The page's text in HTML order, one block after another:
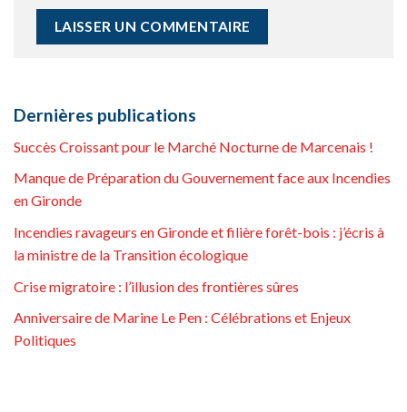
Dernières publications
Succès Croissant pour le Marché Nocturne de Marcenais !
Manque de Préparation du Gouvernement face aux Incendies
en Gironde
Incendies ravageurs en Gironde et filière forêt-bois : j’écris à
la ministre de la Transition écologique
Crise migratoire : l’illusion des frontières sûres
Anniversaire de Marine Le Pen : Célébrations et Enjeux
Politiques